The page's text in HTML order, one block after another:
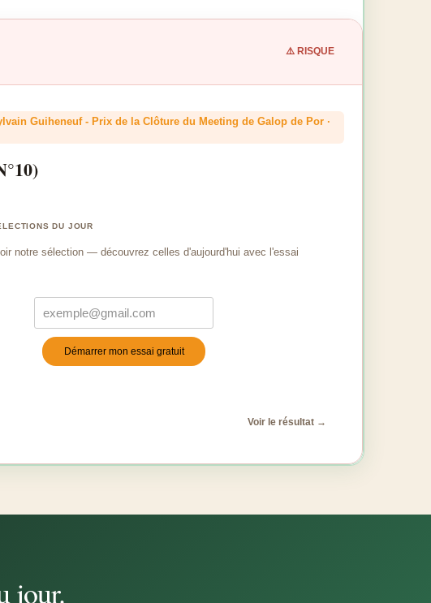
⚠️ RISQUE
Guiheneuf - Prix de la Clôture du Meeting de Galop de Por ·
DU JOUR
notre sélection — découvrez celles d'aujourd'hui avec l'essai
Démarrer mon essai gratuit
Voir le résultat →
jour.